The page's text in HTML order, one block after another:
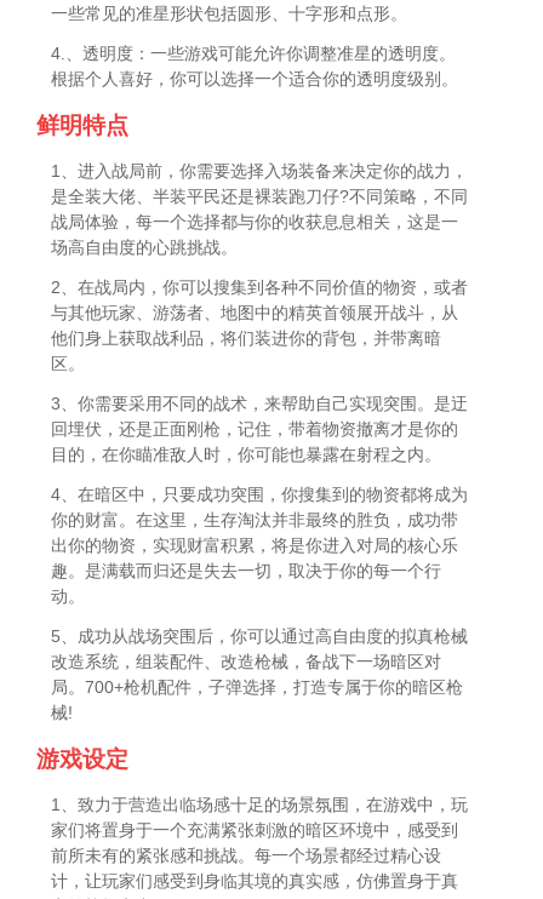
一些常见的准星形状包括圆形、十字形和点形。
4.、透明度：一些游戏可能允许你调整准星的透明度。
根据个人喜好，你可以选择一个适合你的透明度级别。
鲜明特点
1、进入战局前，你需要选择入场装备来决定你的战力，
是全装大佬、半装平民还是裸装跑刀仔?不同策略，不同
战局体验，每一个选择都与你的收获息息相关，这是一
场高自由度的心跳挑战。
2、在战局内，你可以搜集到各种不同价值的物资，或者
与其他玩家、游荡者、地图中的精英首领展开战斗，从
他们身上获取战利品，将们装进你的背包，并带离暗
区。
3、你需要采用不同的战术，来帮助自己实现突围。是迂
回埋伏，还是正面刚枪，记住，带着物资撤离才是你的
目的，在你瞄准敌人时，你可能也暴露在射程之内。
4、在暗区中，只要成功突围，你搜集到的物资都将成为
你的财富。在这里，生存淘汰并非最终的胜负，成功带
出你的物资，实现财富积累，将是你进入对局的核心乐
趣。是满载而归还是失去一切，取决于你的每一个行
动。
5、成功从战场突围后，你可以通过高自由度的拟真枪械
改造系统，组装配件、改造枪械，备战下一场暗区对
局。700+枪机配件，子弹选择，打造专属于你的暗区枪
械!
游戏设定
1、致力于营造出临场感十足的场景氛围，在游戏中，玩
家们将置身于一个充满紧张刺激的暗区环境中，感受到
前所未有的紧张感和挑战。每一个场景都经过精心设
计，让玩家们感受到身临其境的真实感，仿佛置身于真